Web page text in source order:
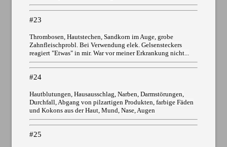
#23
Thrombosen, Hautstechen, Sandkorn im Auge, grobe
Zahnfleischprobl. Bei Verwendung elek. Gelsensteckers
reagiert "Etwas" in mir. War vor meiner Erkrankung nicht...
#24
Hautblutungen, Hausausschlag, Narben, Darmstörungen,
Durchfall, Abgang von pilzartigen Produkten, farbige Fäden
und Kokons aus der Haut, Mund, Nase, Augen
#25